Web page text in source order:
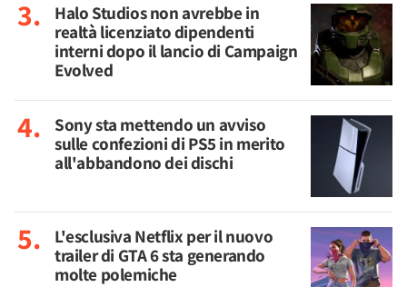
Halo Studios non avrebbe in
realtà licenziato dipendenti
interni dopo il lancio di Campaign
Evolved
Sony sta mettendo un avviso
sulle confezioni di PS5 in merito
all'abbandono dei dischi
L'esclusiva Netflix per il nuovo
trailer di GTA 6 sta generando
molte polemiche